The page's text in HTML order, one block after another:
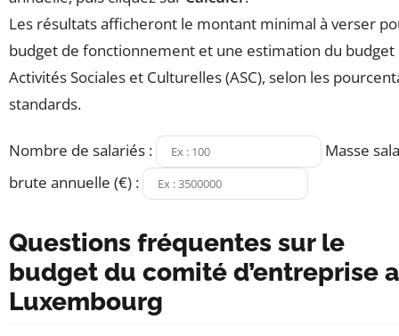
Les résultats afficheront le montant minimal à verser
budget de fonctionnement et une estimation du budget
Activités Sociales et Culturelles (ASC), selon les
standards.
Formulaire de saisie pour calculer les budgets
Nombre de salariés :
Masse
brute annuelle (€) :
Questions fréquentes sur le
budget du comité d’entreprise
Luxembourg